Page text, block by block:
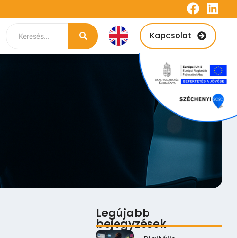
Kapcsolat
Legújabb
bejegyzések